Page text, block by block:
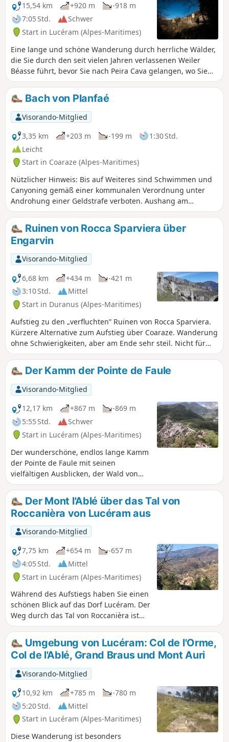
15,54 km
+920 m
-918 m
7:05 Std.
Schwer
Start in Lucéram (Alpes-Maritimes)
Eine lange und schöne Wanderung durch herrliche Wälder,
die Sie durch den seit vielen Jahren verlassenen Weiler
Béasse führt, bevor Sie nach Peira Cava gelangen, wo Sie
erneut zwischen Birken und Nadelbäumen einen Abstieg
unternehmen.
Bach von Planfaé
Visorando-Mitglied
3,35 km
+203 m -199 m
1:30 Std.
Leicht
Start in Coaraze (Alpes-Maritimes)
Nützlicher Hinweis: Bis auf Weiteres sind Schwimmen und
Canyoning gemäß einer kommunalen Verordnung unter
Androhung einer Geldstrafe verboten. Aushang am
Ausgangspunkt der Wanderung. Ein kleiner Spaziergang
oder eine Mini-Wanderung, größtenteils im Unterholz, die
Sie zum Startpunkt der Canyoning-Tour am Planfaé führt –
ohne Schwierigkeiten, auch wenn der Anfang anspruchsvoll
und in voller Sonne ist.
Ruinen von Rocca Sparviera über
Engarvin
Visorando-Mitglied
6,68 km
+434 m
-421 m
3:10 Std.
Mittel
Start in Duranus (Alpes-Maritimes)
Aufstieg zu den „verfluchten” Ruinen von Rocca Sparviera.
Kürzere Alternative zum Aufstieg über Coaraze. Wanderung
ohne Schwierigkeiten, aber am Ende sehr steil. Nicht für
sehr kleine Kinder geeignet.
Der Kamm der Pointe de Faule
Visorando-Mitglied
12,17 km
+867 m
-869 m
5:55 Std.
Schwer
Start in Lucéram (Alpes-Maritimes)
Der wunderschöne, endlos lange Kamm
der Pointe de Faule mit seinen
vielfältigen Ausblicken, der Wald von
Peïra Cava, bekannt für seinen
Hochwald aus verschiedenen
Baumarten, sowiedie Durchquerung
des verlassenen Dorfes Béasse aus dem
17. Jahrhundert, das seit 1930
unbewohnt ist, stehen auf dem
Programm dieser anspruchsvollen
Wanderung.Einige kurze technische
und luftige Passagen; die Nutzung der
App Visorando kann sich als nützlich
erweisen
Der Mont l'Ablé über das Tal von
Roccanièra von Lucéram aus
Visorando-Mitglied
7,75 km
+654 m
-657 m
4:05 Std.
Mittel
Start in Lucéram (Alpes-Maritimes)
Während des Aufstiegs haben Sie einen
schönen Blick auf das Dorf Lucéram. Der
Weg durch das Tal von Roccanièra ist
wenig frequentiert. Eine Abfolge
unterschiedlicher Vegetation begleitet
Sie auf diesem feuchten Tal mit seinen
steilen Hängen.
Umgebung von Lucéram: Col de l'Orme,
Col de l'Ablé, Grand Braus und Mont Auri
Visorando-Mitglied
10,92 km
+785 m
-780 m
5:20 Std.
Mittel
Start in Lucéram (Alpes-Maritimes)
Diese Wanderung ist besonders